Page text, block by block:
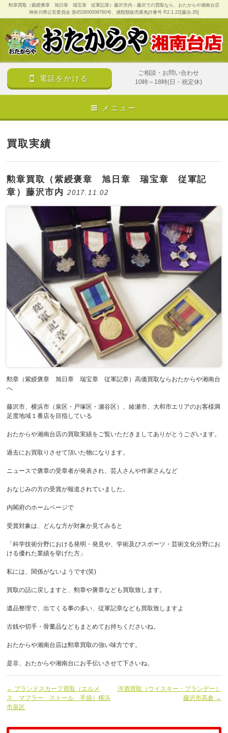
勲章買取（紫綬褒章 旭日章 瑞宝章 従軍記章）藤沢市内 - 藤沢での買取なら、おたからや湘南台店
神奈川県公安委員会 第452600008760号、酒類類販売業免許番号 R2.1.22[藤法-35]
電話をかける
ご相談・お問い合わせ
10時～18時(日・祝定休)
メニュー
買取実績
勲章買取（紫綬褒章 旭日章 瑞宝章 従軍記
章）藤沢市内2017.11.02
勲章（紫綬褒章 旭日章 瑞宝章 従軍記章）高価買取ならおたからや湘南台
へ
藤沢市、横浜市（泉区・戸塚区・瀬谷区）、綾瀬市、大和市エリアのお客様満
足度地域１番店を目指している
おたからや湘南台店の買取実績をご覧いただきましてありがとうございます。
過去にお買取りさせて頂いた物になります。
ニュースで褒章の受章者が発表され、芸人さんや作家さんなど
おなじみの方の受賞が報道されていました。
内閣府のホームページで
受賞対象は、どんな方が対象か見てみると
「科学技術分野における発明・発見や、学術及びスポーツ・芸術文化分野にお
ける優れた業績を挙げた方」
私には、関係がないようです(笑)
買取の話に戻しますと、勲章や褒章なども買取致します。
遺品整理で、出てくる事の多い、従軍記章なども買取致しますよ
古銭や切手・骨董品などもまとめてお持ちくださいね。
おたからや湘南台店は勲章買取の強い味方です。
是非、おたからや湘南台にお手伝いさせて下さいね。
← ブランドスカーフ買取（エルメ
ス マフラー ストール 手袋）横浜
市泉区
洋酒買取（ウイスキー・ブランデー）
藤沢市高倉 →